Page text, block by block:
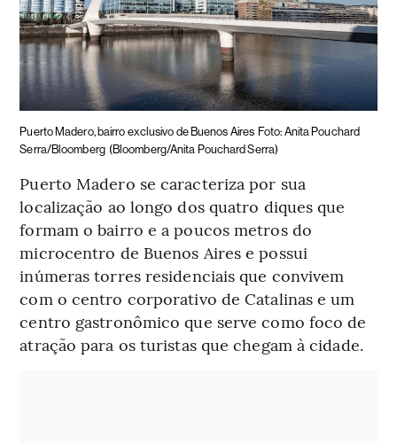
Puerto Madero, bairro exclusivo de Buenos Aires Foto: Anita Pouchard
Serra/Bloomberg (Bloomberg/Anita Pouchard Serra)
Puerto Madero se caracteriza por sua
localização ao longo dos quatro diques que
formam o bairro e a poucos metros do
microcentro de Buenos Aires e possui
inúmeras torres residenciais que convivem
com o centro corporativo de Catalinas e um
centro gastronômico que serve como foco de
atração para os turistas que chegam à cidade.